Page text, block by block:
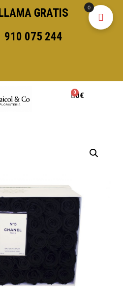
LLAMA GRATIS
910 075 244
0€
0